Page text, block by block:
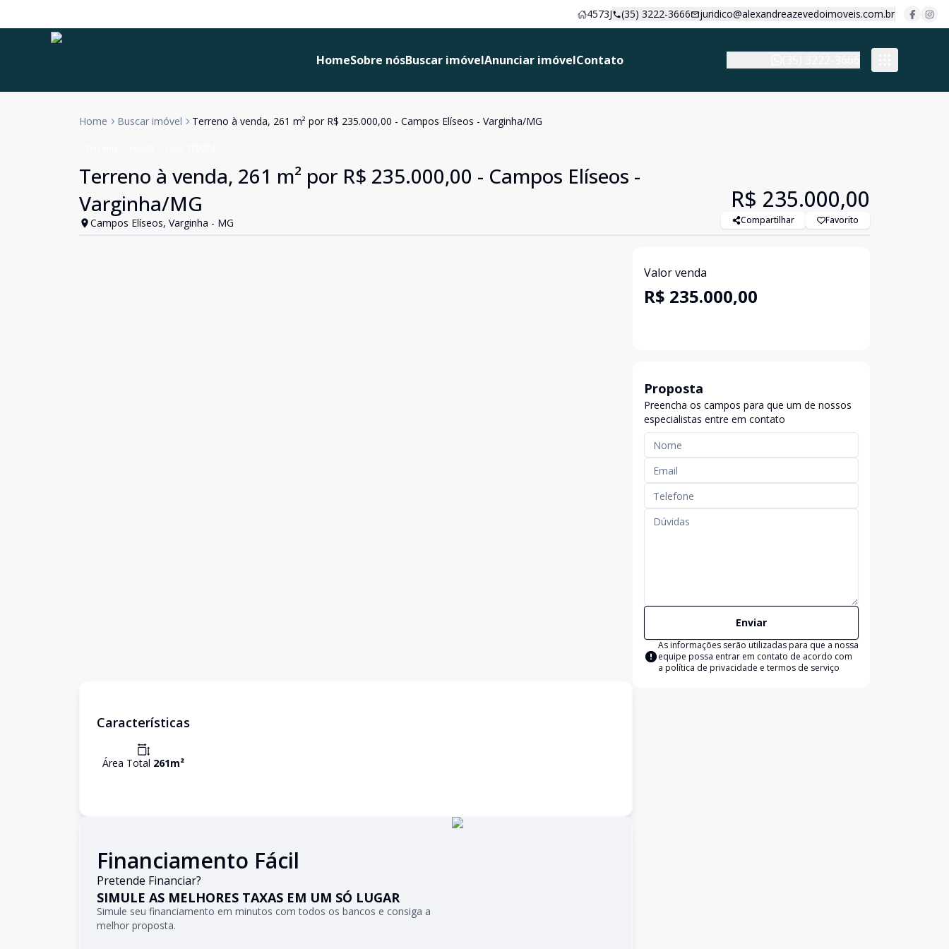
4573J (35) 3222-3666 juridico@alexandreazevedoimoveis.com.br
HomeSobre nósBuscar imóvelAnunciar imóvelContato
Home Buscar imóvel Terreno à venda, 261 m² por R$ 235.000,00 - Campos Elíseos - Varginha/MG
Terreno à venda, 261 m² por R$ 235.000,00 - Campos Elíseos -
Varginha/MG
Campos Elíseos, Varginha - MG
R$ 235.000,00
Compartilhar Favorito
Características
Área Total 261m²
Financiamento Fácil
Pretende Financiar?
SIMULE AS MELHORES TAXAS EM UM SÓ LUGAR
Simule seu financiamento em minutos com todos os bancos e consiga a
melhor proposta.
Valor venda
R$ 235.000,00
Proposta
Preencha os campos para que um de nossos
especialistas entre em contato
Enviar
As informações serão utilizadas para que a nossa
equipe possa entrar em contato de acordo com
a política de privacidade e termos de serviço